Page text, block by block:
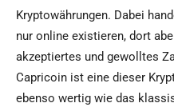
Kryptowährungen. Dabei
nur online existieren, dort
akzeptiertes und gewolltes
Capricoin ist eine dieser
ebenso wertig wie das